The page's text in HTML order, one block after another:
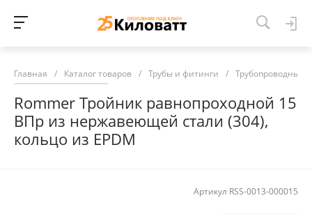
Главная / Каталог товаров / Трубы и фитинги / Трубопроводные
Rommer Тройник равнопроходной 15
ВПр из нержавеющей стали (304),
кольцо из EPDM
Артикул RSS-0013-000015